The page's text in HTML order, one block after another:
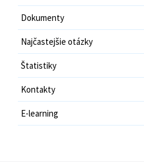
Dokumenty
Najčastejšie otázky
Štatistiky
Kontakty
E-learning